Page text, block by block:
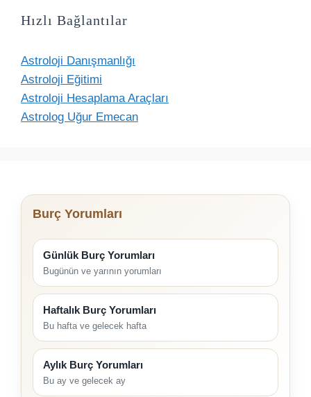
Hızlı Bağlantılar
Astroloji Danışmanlığı
Astroloji Eğitimi
Astroloji Hesaplama Araçları
Astrolog Uğur Emecan
Burç Yorumları
Günlük Burç Yorumları
Bugünün ve yarının yorumları
Haftalık Burç Yorumları
Bu hafta ve gelecek hafta
Aylık Burç Yorumları
Bu ay ve gelecek ay